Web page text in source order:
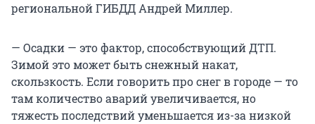
региональной ГИБДД Андрей Миллер.
— Осадки — это фактор, способствующий ДТП.
Зимой это может быть снежный накат,
скользкость. Если говорить про снег в городе — то
там количество аварий увеличивается, но
тяжесть последствий уменьшается из-за низкой